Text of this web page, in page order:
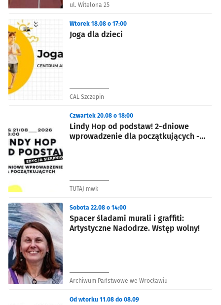
ul. Witelona 25
Joga dla dzieci
Wtorek 18.08 o 17:00
CAL Szczepin
Lindy Hop od podstaw! 2-dniowe
wprowadzenie dla początkujących -
Czwartek 20.08 o 18:00
TUTAJ mwk
Spacer śladami murali i graffiti:
Artystyczne Nadodrze. Wstęp wolny!
Sobota 22.08 o 14:00
Archiwum Państwowe we Wrocławiu
Od wtorku 11.08 do 08.09